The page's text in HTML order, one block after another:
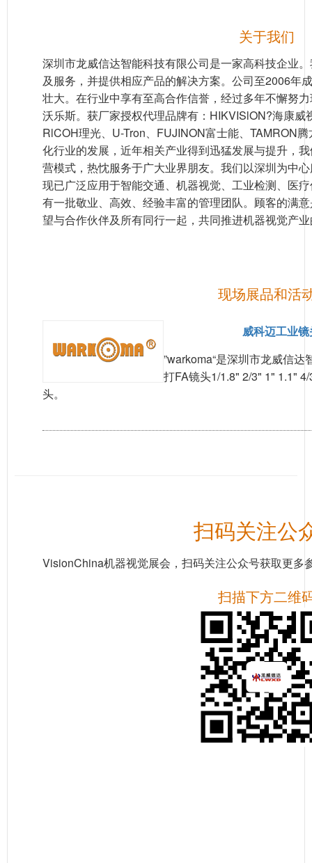
关于我们
深圳市龙威信达智能科技有限公司是一家高科技企业
及服务，并提供相应产品的解决方案。公司至2006年
壮大。在行业中享有至高合作信誉，经过多年不懈努
沃乐斯。获厂家授权代理品牌有：HIKVISlON?海康威
RlCOH理光、U-Tron、FUJINON富士能、TAMRON
化行业的发展，近年相关产业得到迅猛发展与提升，
营模式，热忱服务于广大业界朋友。我们以深圳为中
现已广泛应用于智能交通、机器视觉、工业检测、医
有一批敬业、高效、经验丰富的管理团队。顾客的满
望与合作伙伴及所有同行一起，共同推进机器视觉产
现场展品和活
威科迈工业
”warkoma“是深圳市龙威信
打FA镜头1/1.8" 2/3" 1" 1.1"
头。
扫码关注公
VisionChina机器视觉展会，扫码关注公众号获取更多
扫描下方二维